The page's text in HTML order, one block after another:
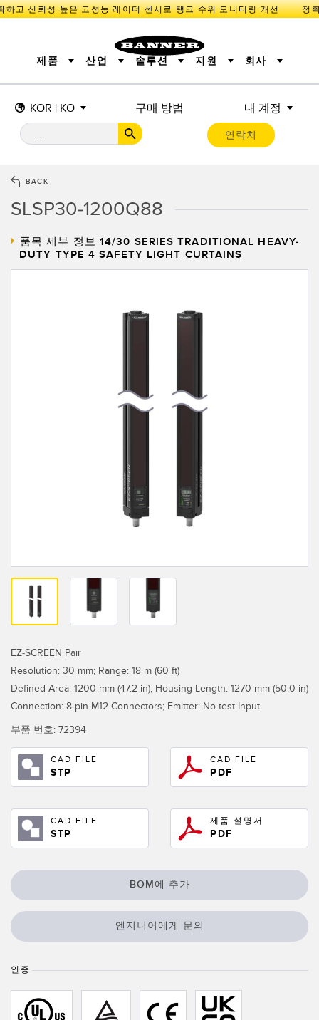
하고 신뢰성 높은 고성능 레이더 센서로 탱크 수위 모니터링 개선
KOR | KO 구매 방법 내 계정
연락처
제품
센서 측정 솔루션
조명 및 표시기
기계 안전
산업용 무선
MONITORING SOLUTIONS
신제품 SNAP SIGNAL
액세서리
Pick-to-Light 센서
Vibration Sensors
ACCESSORIES
액세서리
컨버터
코드셋
IO-Link 지원 센서
산업 솔루션
IIOT 및 스마트 팩토리
스마트 센서
장비 보호
PICK-TO-LIGHT
PREDICTIVE MAINTENANCE
RADAR APPLICATIONS
IIOT 및 스마트 팩토리
Overall Equipment Effectiveness (OEE)
관련 링크
세척
지원 회사
BACK
SLSP30-1200Q88
품목 세부 정보 14/30 SERIES TRADITIONAL HEAVY-
DUTY TYPE 4 SAFETY LIGHT CURTAINS
EZ-SCREEN Pair
Resolution: 30 mm; Range: 18 m (60 ft)
Defined Area: 1200 mm (47.2 in); Housing Length: 1270 mm (50.0 in)
Connection: 8-pin M12 Connectors; Emitter: No test Input
부품 번호: 72394
CAD FILE
STP
CAD FILE
PDF
CAD FILE
STP
제품 설명서
PDF
BOM에 추가
엔지니어에게 문의
인증